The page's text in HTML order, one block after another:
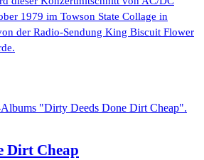
1979 im Towson State Collage in
der Radio-Sendung King Biscuit Flower
Dirt Cheap